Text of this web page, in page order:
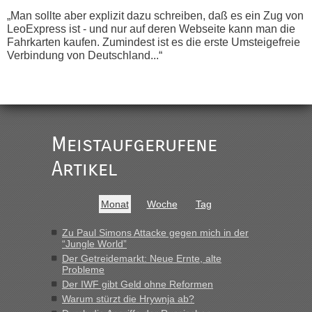
„Man sollte aber explizit dazu schreiben, daß es ein Zug von
LeoExpress ist - und nur auf deren Webseite kann man die
Fahrkarten kaufen. Zumindest ist es die erste Umsteigefreie
Verbindung von Deutschland...“
gab es keine Probleme“
inRecht, Visa und Dokumente • Re: Seit
Anfang des Jahres haben die Zollbeamten
Verstöße im Wert von fast 11 Milliarden
„Am besten wäre natürlich, wenn die Frau mit dabei ist.
Alleinreisende Männer stehen schließlich immer unter
Verdacht.“
inRecht, Visa und Dokumente • Re: Seit
Anfang des Jahres haben die Zollbeamten
Meistaufgerufene
Artikel
Monat Woche Tag
Zu Paul Simons Attacke gegen mich in der
“Jungle World”
Der Getreidemarkt: Neue Ernte, alte
Probleme
Der IWF gibt Geld ohne Reformen
Warum stürzt die Hrywnja ab?